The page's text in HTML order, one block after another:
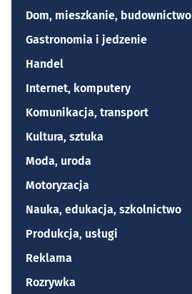
Dom, mieszkanie, budownictwo
Gastronomia i jedzenie
Handel
Internet, komputery
Komunikacja, transport
Kultura, sztuka
Moda, uroda
Motoryzacja
Nauka, edukacja, szkolnictwo
Produkcja, usługi
Reklama
Rozrywka